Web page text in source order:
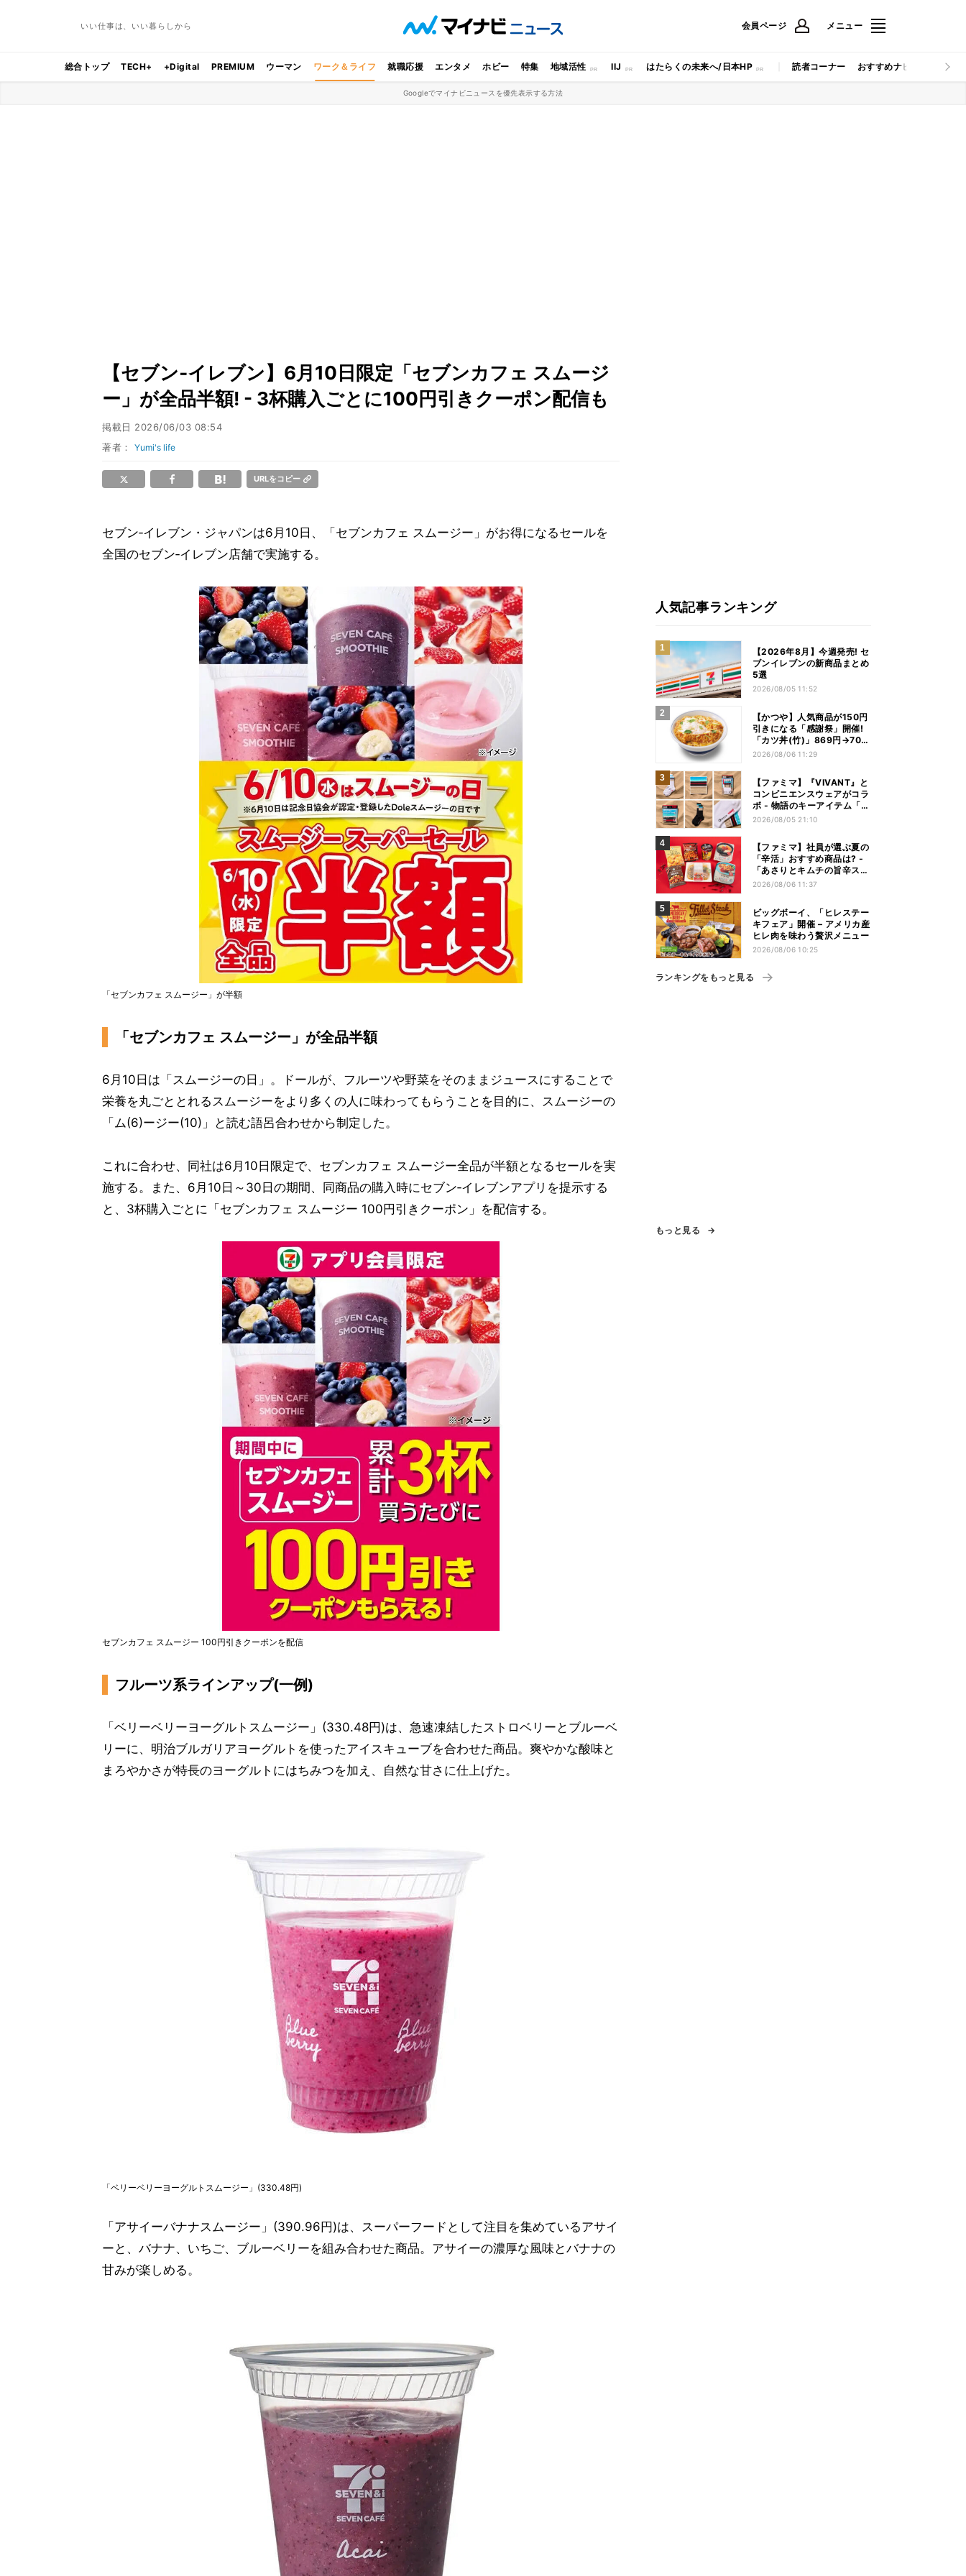
いい仕事は、いい暮らしから 会員ページ メニュー
総合トップ TECH+ +Digital PREMIUM ウーマン ワーク＆ライフ 就職応援 エンタメ ホビー 特集 地域活性 IIJ はたらくの未来へ/日本HP 読者コーナー おすすめナビ マイナビ
Googleでマイナビニュースを優先表示する方法
【セブン‐イレブン】6月10日限定「セブンカフェ スムージ
ー」が全品半額! - 3杯購入ごとに100円引きクーポン配信も
掲載日 2026/06/03 08:54
著者：Yumi's life
URLをコピー
セブン‐イレブン・ジャパンは6月10日、「セブンカフェ スムージー」がお得になるセールを
全国のセブン‐イレブン店舗で実施する。
「セブンカフェ スムージー」が半額
「セブンカフェ スムージー」が全品半額
6月10日は「スムージーの日」。ドールが、フルーツや野菜をそのままジュースにすることで
栄養を丸ごととれるスムージーをより多くの人に味わってもらうことを目的に、スムージーの
「ム(6)ージー(10)」と読む語呂合わせから制定した。
これに合わせ、同社は6月10日限定で、セブンカフェ スムージー全品が半額となるセールを実
施する。また、6月10日～30日の期間、同商品の購入時にセブン‐イレブンアプリを提示する
と、3杯購入ごとに「セブンカフェ スムージー 100円引きクーポン」を配信する。
セブンカフェ スムージー 100円引きクーポンを配信
フルーツ系ラインアップ(一例)
「ベリーベリーヨーグルトスムージー」(330.48円)は、急速凍結したストロベリーとブルーベ
リーに、明治ブルガリアヨーグルトを使ったアイスキューブを合わせた商品。爽やかな酸味と
まろやかさが特長のヨーグルトにはちみつを加え、自然な甘さに仕上げた。
「ベリーベリーヨーグルトスムージー」(330.48円)
「アサイーバナナスムージー」(390.96円)は、スーパーフードとして注目を集めているアサイ
ーと、バナナ、いちご、ブルーベリーを組み合わせた商品。アサイーの濃厚な風味とバナナの
甘みが楽しめる。
人気記事ランキング
【2026年8月】今週発売! セ
ブンイレブンの新商品まとめ
5選
2026/08/05 11:52
【かつや】人気商品が150円
引きになる「感謝祭」開催!
「カツ丼(竹)」869円→704
円、「ロースカツ定食」913
2026/08/06 11:29
【ファミマ】『VIVANT』と
コンビニエンスウェアがコラ
ボ - 物語のキーアイテム「別
班饅頭」も発売
2026/08/05 21:10
【ファミマ】社員が選ぶ夏の
「辛活」おすすめ商品は? -
「あさりとキムチの旨辛スン
ドゥブチゲ」「鬼金棒監修
ムチキン」など
2026/08/06 11:37
ビッグボーイ、「ヒレステー
キフェア」開催 – アメリカ産
ヒレ肉を味わう贅沢メニュー
2026/08/06 10:25
ランキングをもっと見る
もっと見る